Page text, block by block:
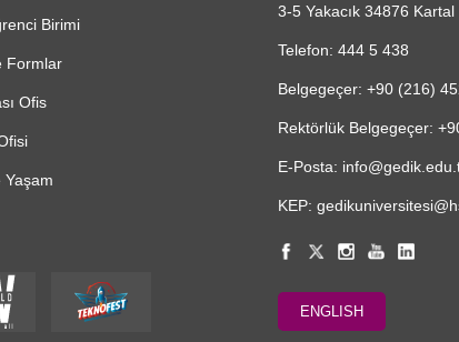
Birimi
Formlar
Ofis
Yaşam
3-5 Yakacık 34876
Telefon: 444 5 438
Belgegeçer: +90 (216)
Rektörlük Belgegeçer:
E-Posta:
KEP:
ENGLISH